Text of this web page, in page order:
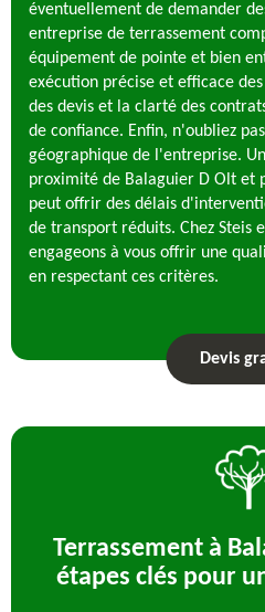
éventuellement de demander
entreprise de terrassement
équipement de pointe et bien
exécution précise et efficace
des devis et la clarté des
de confiance. Enfin, n'oubliez
géographique de l'entreprise.
proximité de Balaguier D Olt et
peut offrir des délais
de transport réduits. Chez Steis
engageons à vous offrir une
en respectant ces critères.
Devis
Terrassement à
étapes clés pour